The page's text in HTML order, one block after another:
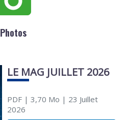
Photos
LE MAG JUILLET 2026
PDF| 3,70 Mo | 23 Juillet
2026